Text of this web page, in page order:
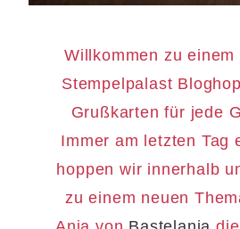
Willkommen zu einem
Stempelpalast
Grußkarten für jede
Immer am letzten Tag
hoppen wir innerhalb
zu einem neuen